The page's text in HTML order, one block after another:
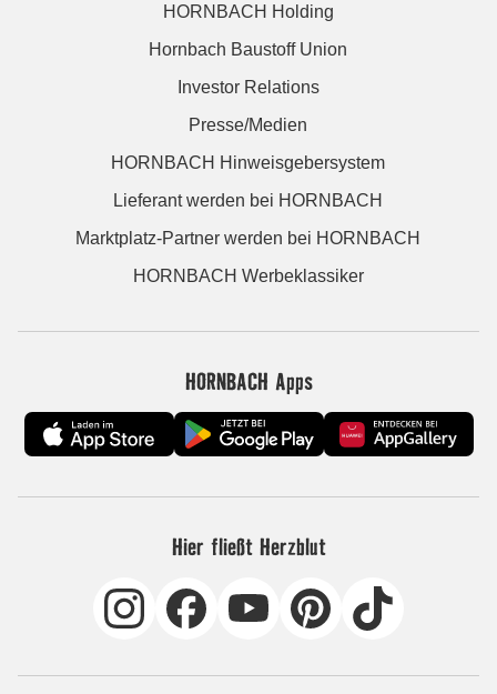
HORNBACH Holding
Hornbach Baustoff Union
Investor Relations
Presse/Medien
HORNBACH Hinweisgebersystem
Lieferant werden bei HORNBACH
Marktplatz-Partner werden bei HORNBACH
HORNBACH Werbeklassiker
HORNBACH Apps
Hier fließt Herzblut